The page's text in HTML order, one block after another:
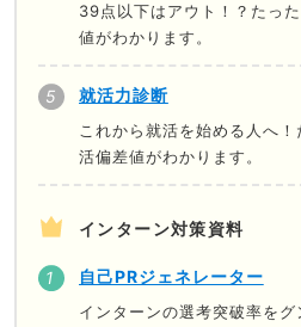
39点以下はアウト！？たっ
値がわかります。
就活力診断
これから就活を始める人へ
活偏差値がわかります。
インターン対策資料
自己PRジェネレーター
インターンの選考突破率をグ